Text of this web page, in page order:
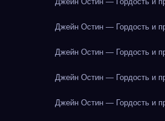
Джейн Остин — Гордость и
Джейн Остин — Гордость и
Джейн Остин — Гордость и
Джейн Остин — Гордость и